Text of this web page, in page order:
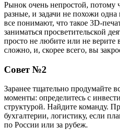
Рынок очень непростой, потому
разные, и задачи не похожи
все понимают, что такое 3D-
заниматься просветительской
просто не любите или не верите
сложно, и, скорее всего, вы
Совет №2
Заранее тщательно продумайте
моменты: определитесь с
структурой. Найдите команду.
бухгалтерии, логистику, если
по России или за рубеж.